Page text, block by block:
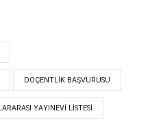
DOÇENTLIK BAŞVURUSU
YAYINEVI LISTESI